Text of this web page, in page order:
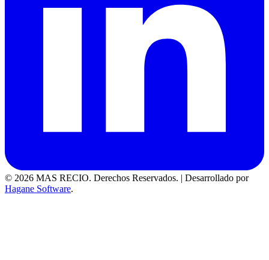
© 2026 MAS RECIO. Derechos Reservados. | Desarrollado por
Hagane Software.